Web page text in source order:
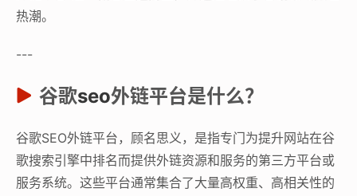
热潮。
---
谷歌seo外链平台是什么？
谷歌SEO外链平台，顾名思义，是指专门为提升网站在谷
歌搜索引擎中排名而提供外链资源和服务的第三方平台或
服务系统。这些平台通常集合了大量高权重、高相关性的